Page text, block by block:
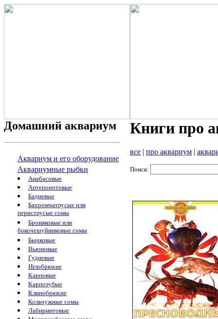
Домашний аквариум
Аквариум и его оборудование
Аквариумные рыбки
Анабасовые
Аптеронотовые
Бадиевые
Бахромчатоусые или
перистоусые сомы
Броняковые или
бокочешуйниковые сомы
Бычковые
Вьюновые
Гудиевые
Иглобрюхие
Карповые
Карпозубые
Клинобрюхие
Кольчужные сомы
Лабиринтовые
Книги про
все | про аквариум |
Поиск: